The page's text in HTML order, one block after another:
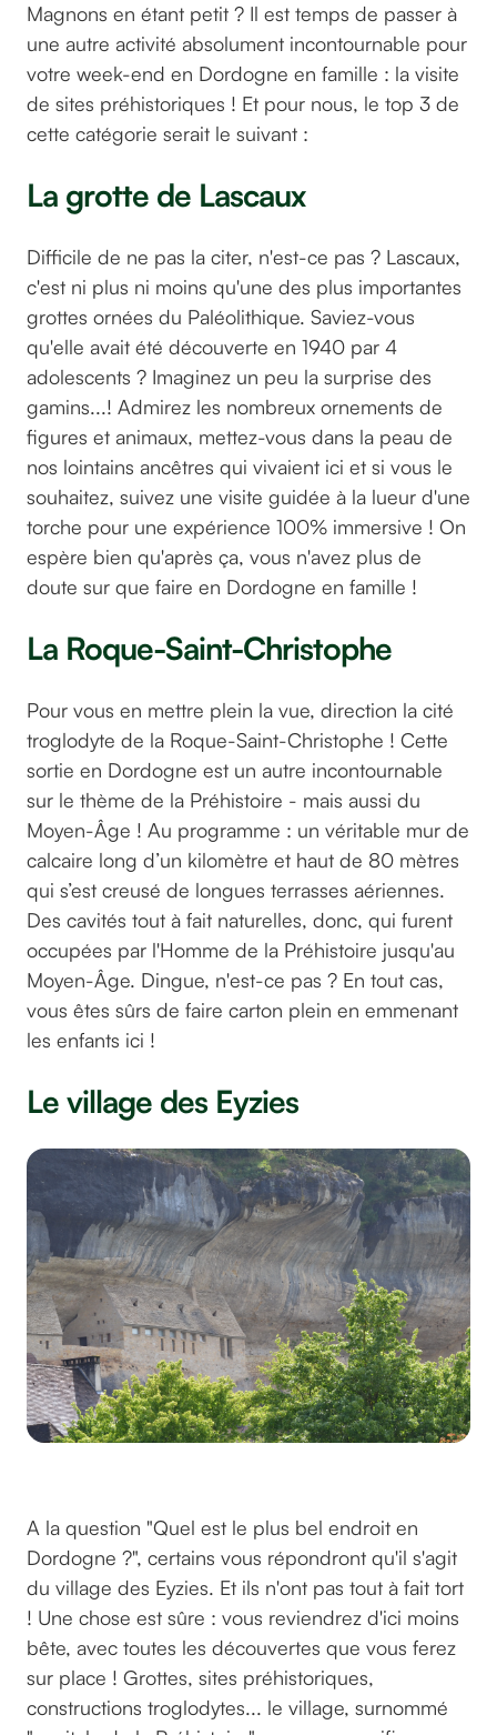
Magnons en étant petit ? Il est temps de passer à
une autre activité absolument incontournable pour
votre week-end en Dordogne en famille : la visite
de sites préhistoriques ! Et pour nous, le top 3 de
cette catégorie serait le suivant :
La grotte de Lascaux
Difficile de ne pas la citer, n'est-ce pas ? Lascaux,
c'est ni plus ni moins qu'une des plus importantes
grottes ornées du Paléolithique. Saviez-vous
qu'elle avait été découverte en 1940 par 4
adolescents ? Imaginez un peu la surprise des
gamins...! Admirez les nombreux ornements de
figures et animaux, mettez-vous dans la peau de
nos lointains ancêtres qui vivaient ici et si vous le
souhaitez, suivez une visite guidée à la lueur d'une
torche pour une expérience 100% immersive ! On
espère bien qu'après ça, vous n'avez plus de
doute sur que faire en Dordogne en famille !
La Roque-Saint-Christophe
Pour vous en mettre plein la vue, direction la cité
troglodyte de la Roque-Saint-Christophe ! Cette
sortie en Dordogne est un autre incontournable
sur le thème de la Préhistoire - mais aussi du
Moyen-Âge ! Au programme : un véritable mur de
calcaire long d’un kilomètre et haut de 80 mètres
qui s’est creusé de longues terrasses aériennes.
Des cavités tout à fait naturelles, donc, qui furent
occupées par l'Homme de la Préhistoire jusqu'au
Moyen-Âge. Dingue, n'est-ce pas ? En tout cas,
vous êtes sûrs de faire carton plein en emmenant
les enfants ici !
Le village des Eyzies
A la question "Quel est le plus bel endroit en
Dordogne ?", certains vous répondront qu'il s'agit
du village des Eyzies. Et ils n'ont pas tout à fait tort
! Une chose est sûre : vous reviendrez d'ici moins
bête, avec toutes les découvertes que vous ferez
sur place ! Grottes, sites préhistoriques,
constructions troglodytes... le village, surnommé